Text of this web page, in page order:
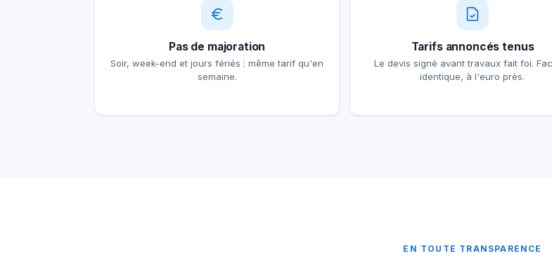
Pas de majoration
Soir, week-end et jours fériés : même tarif qu'en
semaine.
Tarifs annoncés tenus
Le devis signé avant travaux fait foi.
identique, à l'euro près.
EN TOUTE TRANSPARENCE